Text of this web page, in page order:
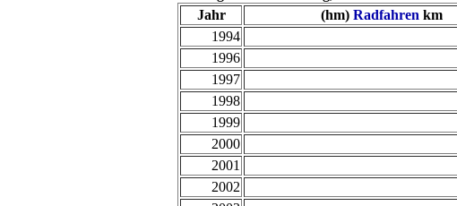
Jahr
(hm) Radfahren km
1994
1996
1997
1998
1999
2000
2001
2002